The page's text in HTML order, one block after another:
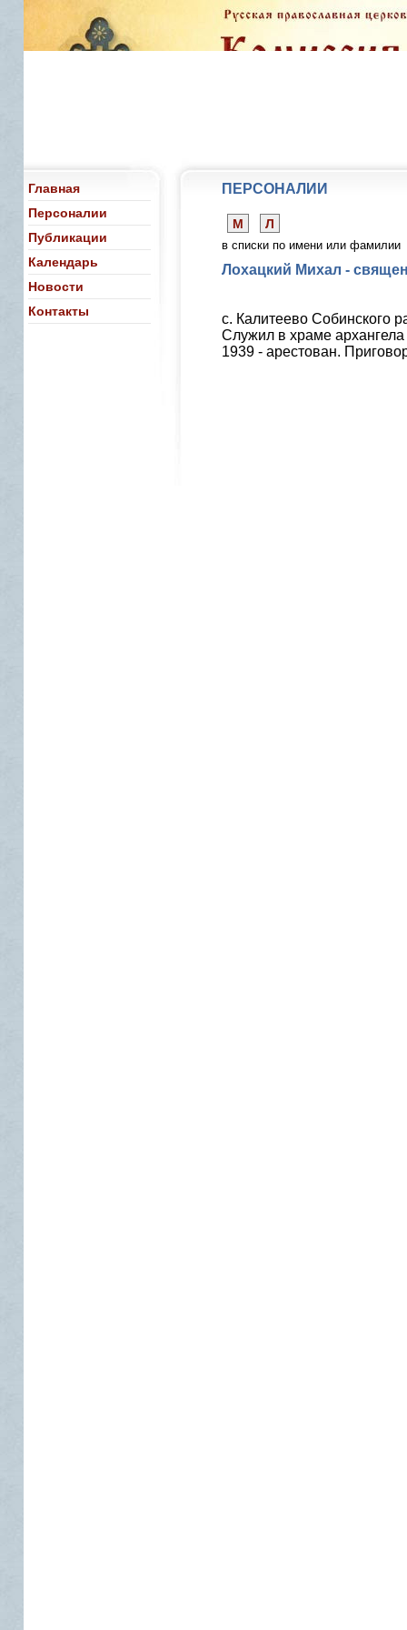
Главная
Персоналии
Публикации
Календарь
Новости
Контакты
ПЕРСОНАЛИИ
М Л
в списки по имени или фамилии
Лохацкий Михал -
с. Калитеево Собинского
Служил в храме
1939 - арестован.